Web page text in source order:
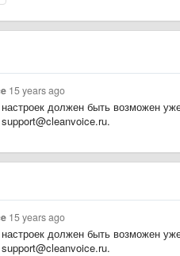
15 years ago
должен быть возможен
15 years ago
должен быть возможен